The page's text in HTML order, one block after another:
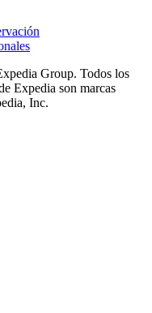
Group. Todos los
Expedia son marcas
Inc.